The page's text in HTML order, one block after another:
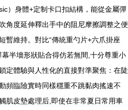
）身體+定制卡口扣結構，能從金屬彈
角度延伸釋出手中的阻尼摩擦調整之便
維持。對比“傳統重勺片+六爪掛座
半墻形狀貼合得仿若無間,十分尊重小
定體驗與人性化的直接對準聚焦：在陡
頻臨險實時同樣穩重不跳黏肉搖速不
肌皮墊處理后,即使在非常夏日常用車